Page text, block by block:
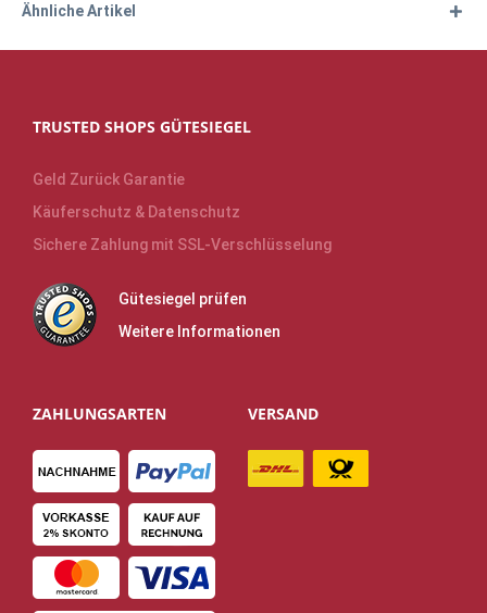
Ähnliche Artikel
TRUSTED SHOPS GÜTESIEGEL
Geld Zurück Garantie
Käuferschutz & Datenschutz
Sichere Zahlung mit SSL-Verschlüsselung
Gütesiegel prüfen
Weitere Informationen
ZAHLUNGSARTEN VERSAND